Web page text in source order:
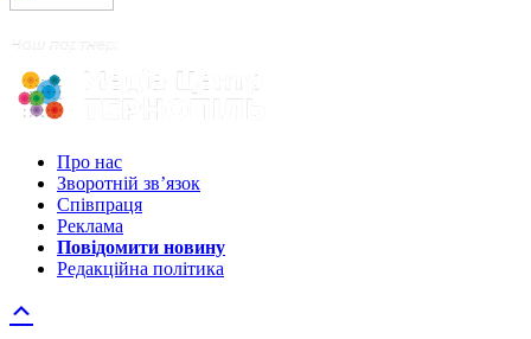
Про нас
Зворотній зв’язок
Співпраця
Реклама
Повідомити новину
Редакційна політика